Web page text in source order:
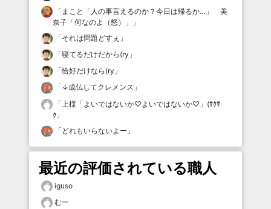
「 まこと「人の事言えるのか？今日は帰るか…」 美
奈子「何なのよ（怒）」
」
「それは問題どすぇ 」
「寝てるだけだから(ry 」
「恰好だけなら(ry 」
「 ↓成仏してクレメンス 」
「 上様「よいではないか♡よいではないか♡」(ｻｸｻ
ｸ 」
「 どれもいらないよー 」
最近の評価されている職人
iguso
むー